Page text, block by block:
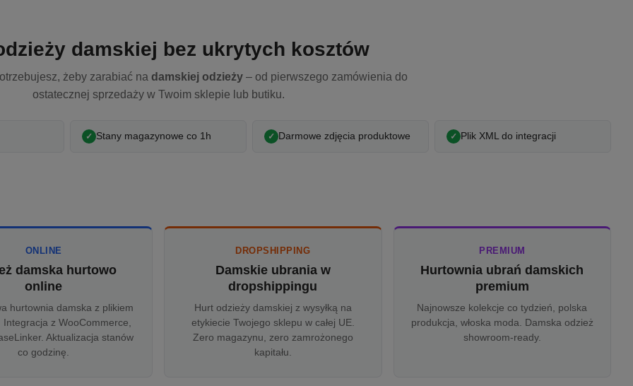
damskiej bez ukrytych kosztów
żeby zarabiać na damskiej odzieży – od pierwszego zamówienia do
ostatecznej sprzedaży w Twoim sklepie lub butiku.
Stany magazynowe co 1h Darmowe zdjęcia produktowe Plik XML do integracji
ONLINE
damska hurtowo
online
hurtownia damska z plikiem
Integracja z WooCommerce,
Aktualizacja stanów
co godzinę.
DROPSHIPPING
Damskie ubrania w
dropshippingu
Hurt odzieży damskiej z wysyłką na
etykiecie Twojego sklepu w całej UE.
Zero magazynu, zero zamrożonego
kapitału.
PREMIUM
Hurtownia ubrań damskich
premium
Najnowsze kolekcje co tydzień, polska
produkcja, włoska moda. Damska odzież
showroom-ready.